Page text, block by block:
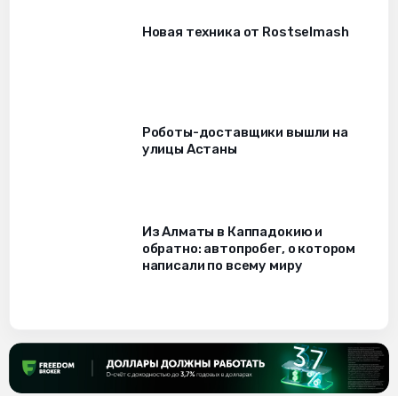
Новая техника от Rostselmash
Роботы-доставщики вышли на
улицы Астаны
Из Алматы в Каппадокию и
обратно: автопробег, о котором
написали по всему миру